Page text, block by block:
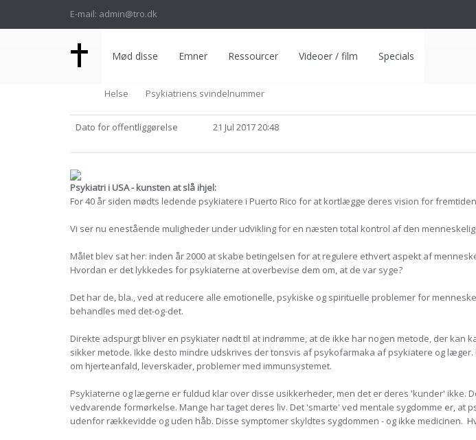
E-mail: admin@tro.dk
Mød disse Emner Ressourcer Videoer / film Specials
Helse Psykiatriens svindelnummer
Dato for offentliggørelse 21 Jul 2017 20:48
Psykiatri i USA - kunsten at slå ihjel:
For 40 år siden mødts ledende psykiatere i Puerto Rico for at kortlægge deres vision for
Vi ser nu enestående muligheder under udvikling for en næsten total kontrol af den
Målet blev sat her: inden år 2000 at skabe betingelsen for at regulere ethvert aspekt af
Hvordan er det lykkedes for psykiaterne at overbevise dem om, at de var syge?
Det har de, bla., ved at reducere alle emotionelle, psykiske og spirituelle problemer for
behandles med det-og-det.
Direkte adspurgt bliver en psykiater nødt til at indrømme, at de ikke har nogen metode, der kan
sikker metode. Ikke desto mindre udskrives der tonsvis af psykofarmaka af psykiatere og
om hjerteanfald, leverskader, problemer med immunsystemet.
Psykiaterne og lægerne er fuldud klar over disse usikkerheder, men det er deres 'kunder' ikke.
vedvarende formørkelse. Mange har taget deres liv. Det 'smarte' ved mentale sygdomme er,
udenfor rækkevidde og uden håb. Disse symptomer skyldtes sygdommen - og ikke medicinen.